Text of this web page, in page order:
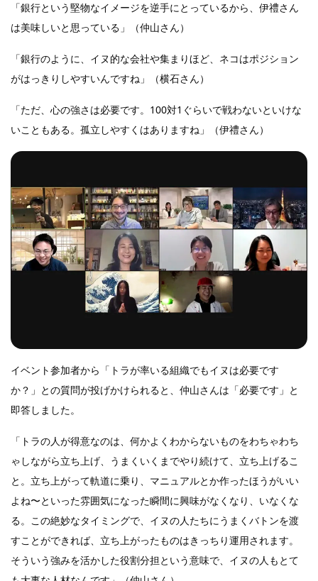
「銀行という堅物なイメージを逆手にとっているから、伊禮さん
は美味しいと思っている」（仲山さん）
「銀行のように、イヌ的な会社や集まりほど、ネコはポジション
がはっきりしやすいんですね」（横石さん）
「ただ、心の強さは必要です。100対1ぐらいで戦わないといけな
いこともある。孤立しやすくはありますね」（伊禮さん）
イベント参加者から「トラが率いる組織でもイヌは必要です
か？」との質問が投げかけられると、仲山さんは「必要です」と
即答しました。
「トラの人が得意なのは、何かよくわからないものをわちゃわち
ゃしながら立ち上げ、うまくいくまでやり続けて、立ち上げるこ
と。立ち上がって軌道に乗り、マニュアルとか作ったほうがいい
よね〜といった雰囲気になった瞬間に興味がなくなり、いなくな
る。この絶妙なタイミングで、イヌの人たちにうまくバトンを渡
すことができれば、立ち上がったものはきっちり運用されます。
そういう強みを活かした役割分担という意味で、イヌの人もとて